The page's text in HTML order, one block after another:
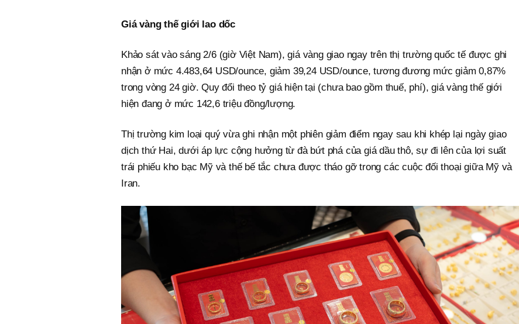
Giá vàng thế giới lao dốc
Khảo sát vào sáng 2/6 (giờ Việt Nam), giá vàng giao ngay trên thị trường quốc tế được ghi
nhận ở mức 4.483,64 USD/ounce, giảm 39,24 USD/ounce, tương đương mức giảm 0,87%
trong vòng 24 giờ. Quy đổi theo tỷ giá hiện tại (chưa bao gồm thuế, phí), giá vàng thế giới
hiện đang ở mức 142,6 triệu đồng/lượng.
Thị trường kim loại quý vừa ghi nhận một phiên giảm điểm ngay sau khi khép lại ngày giao
dịch thứ Hai, dưới áp lực cộng hưởng từ đà bứt phá của giá dầu thô, sự đi lên của lợi suất
trái phiếu kho bạc Mỹ và thế bế tắc chưa được tháo gỡ trong các cuộc đối thoại giữa Mỹ và
Iran.